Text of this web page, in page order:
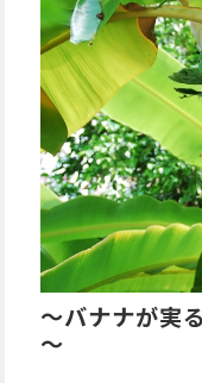
～バナナが実
～